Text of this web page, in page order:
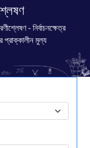
- নির্বাচনক্ষেত্র
প্রাক্কালীন মুল্য